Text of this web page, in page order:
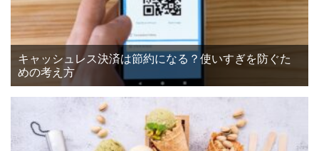
キャッシュレス決済は節約になる？使いすぎを防ぐた
めの考え方